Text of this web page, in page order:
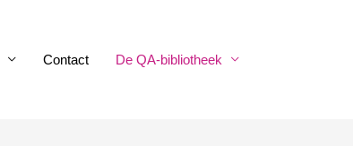
Contact De QA-bibliotheek